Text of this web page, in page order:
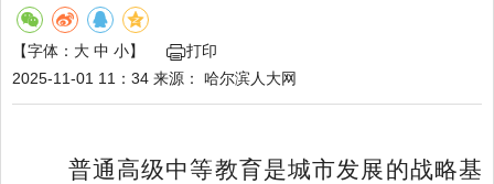
【字体： 大 中 小】
打印
2025-11-01 11：34 来源： 哈尔滨人大网
普通高级中等教育是城市发展的战略基